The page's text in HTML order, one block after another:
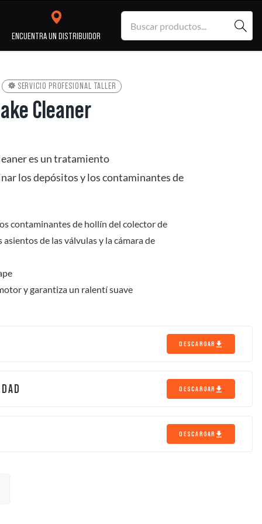
Servicio
ENCUENTRA UN DISTRIBUIDOR
SERVICIO PROFESIONAL TALLER
Cleaner
es un tratamiento
los depósitos y los contaminantes de
contaminantes de hollín del colector de
de las válvulas y la cámara de
y garantiza un ralentí suave
DESCARGAR
DESCARGAR
DESCARGAR